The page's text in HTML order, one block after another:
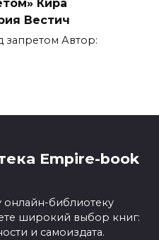
Кира
Вестич
запретом Автор:
Empire-book
библиотеку
широкий выбор книг:
и самоиздата.